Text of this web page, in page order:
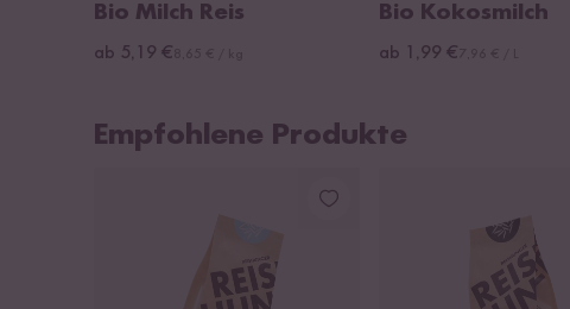
Bio Milch Reis
ab 5,19 €
Bio Kokosmilch
ab 1,99 €
Empfohlene Produkte